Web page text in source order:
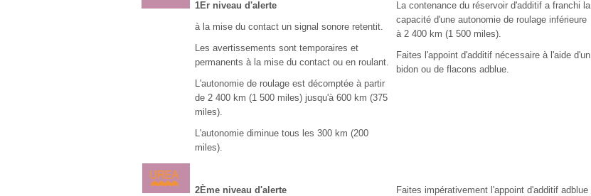
1Er niveau d'alerte
à la mise du contact un signal sonore retentit.
Les avertissements sont temporaires et
permanents à la mise du contact ou en roulant.
L'autonomie de roulage est décomptée à partir
de 2 400 km (1 500 miles) jusqu'à 600 km (375
miles).
L'autonomie diminue tous les 300 km (200
miles).
La contenance du réservoir d'additif a franchi la
capacité d'une autonomie de roulage inférieure
à 2 400 km (1 500 miles).
Faites l'appoint d'additif nécessaire à l'aide d'un
bidon ou de flacons adblue.
2Ème niveau d'alerte
Faites impérativement l'appoint d'additif adblue